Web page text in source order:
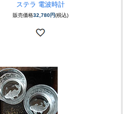
ステラ 電波時計
販売価格32,780円(税込)